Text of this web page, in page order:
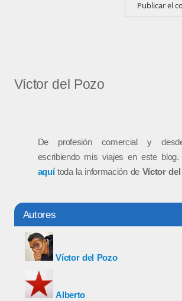
Víctor del Pozo
De profesión comercial y
escribiendo mis viajes en este
aquítoda la información de Víctor
Autores
Víctor del Pozo
Alberto